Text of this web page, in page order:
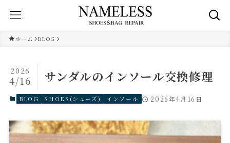
ホーム BLOG
サンダルのインソール交換修理
2026
4/16
BLOG SHOES(シューズ) インソール 2026年4月16日